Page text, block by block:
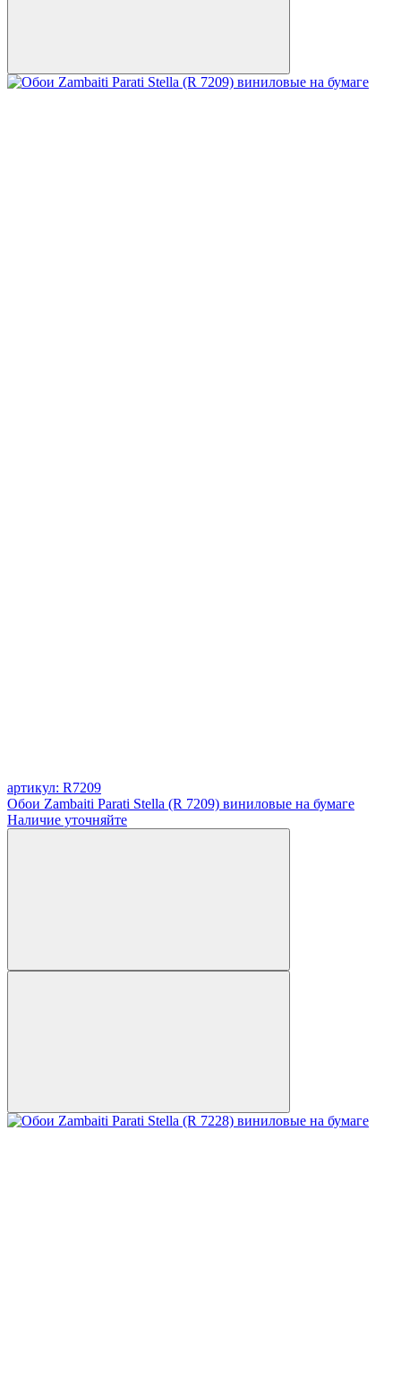
артикул: R7209
Обои Zambaiti Parati Stella (R 7209) виниловые на бумаге
Наличие уточняйте